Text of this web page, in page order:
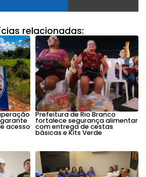
relacionadas:
garante
acesso
Prefeitura de Rio Branco
fortalece segurança alimentar
com entrega de cestas
básicas e Kits Verde